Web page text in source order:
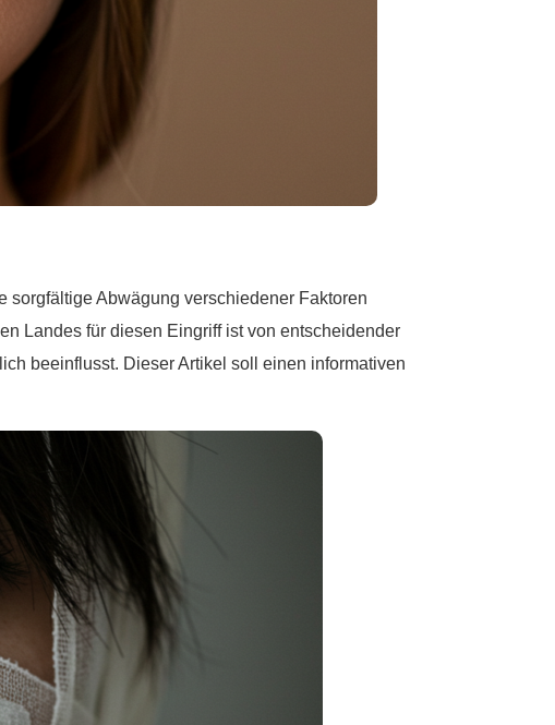
Abwägung verschiedener Faktoren
Landes für diesen Eingriff ist von entscheidender
beeinflusst. Dieser Artikel soll einen informativen